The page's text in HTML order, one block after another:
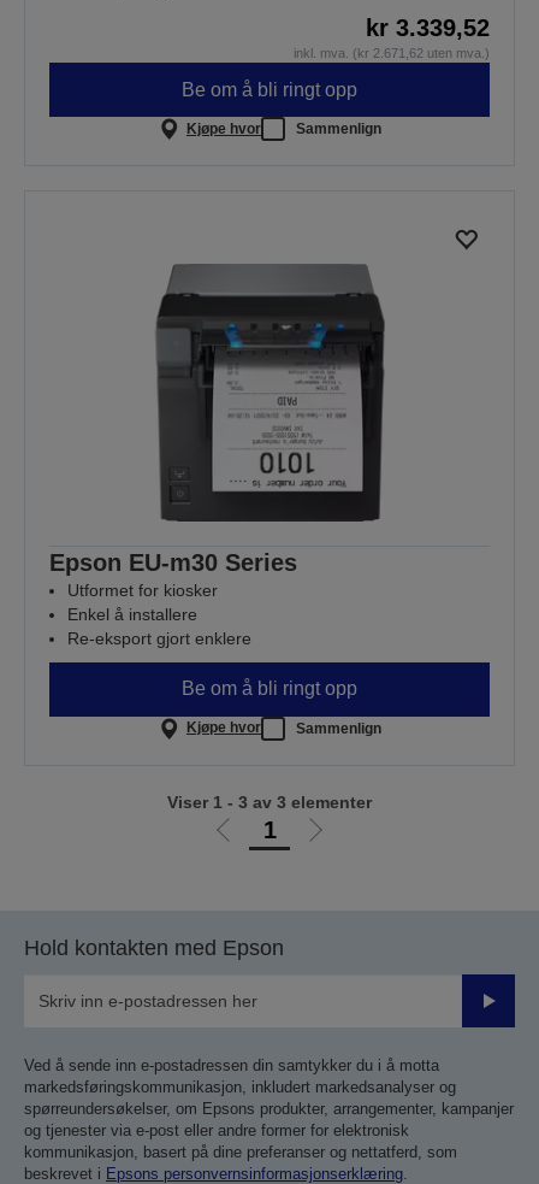
kr 3.339,52
inkl. mva. (kr 2.671,62 uten mva.)
Be om å bli ringt opp
Kjøpe hvor Sammenlign
Epson EU-m30 Series
Utformet for kiosker
Enkel å installere
Re-eksport gjort enklere
Be om å bli ringt opp
Kjøpe hvor Sammenlign
Gå
1
Gå
Viser 1 - 3 av 3 elementer
Hold kontakten med Epson
Send
Ved å sende inn e-postadressen din samtykker du i å motta
markedsføringskommunikasjon, inkludert markedsanalyser og
spørreundersøkelser, om Epsons produkter, arrangementer, kampanjer
og tjenester via e-post eller andre former for elektronisk
kommunikasjon, basert på dine preferanser og nettatferd, som
beskrevet i Epsons personvernsinformasjonserklæring